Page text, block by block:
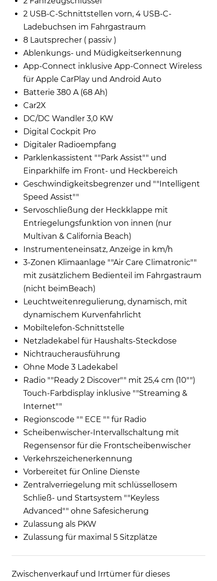
2 USB-C-Schnittstellen vorn, 4 USB-C-
Ladebuchsen im Fahrgastraum
8 Lautsprecher ( passiv )
Ablenkungs- und Müdigkeitserkennung
App-Connect inklusive App-Connect Wireless
für Apple CarPlay und Android Auto
Batterie 380 A (68 Ah)
Car2X
DC/DC Wandler 3,0 KW
Digital Cockpit Pro
Digitaler Radioempfang
Parklenkassistent ""Park Assist"" und
Einparkhilfe im Front- und Heckbereich
Geschwindigkeitsbegrenzer und ""Intelligent
Speed Assist""
Servoschließung der Heckklappe mit
Entriegelungsfunktion von innen (nur
Multivan & California Beach)
Instrumenteneinsatz, Anzeige in km/h
3-Zonen Klimaanlage ""Air Care Climatronic""
mit zusätzlichem Bedienteil im Fahrgastraum
(nicht beimBeach)
Leuchtweitenregulierung, dynamisch, mit
dynamischem Kurvenfahrlicht
Mobiltelefon-Schnittstelle
Netzladekabel für Haushalts-Steckdose
Nichtraucherausführung
Ohne Mode 3 Ladekabel
Radio ""Ready 2 Discover"" mit 25,4 cm (10"")
Touch-Farbdisplay inklusive ""Streaming &
Internet""
Regionscode "" ECE "" für Radio
Scheibenwischer-Intervallschaltung mit
Regensensor für die Frontscheibenwischer
Verkehrszeichenerkennung
Vorbereitet für Online Dienste
Zentralverriegelung mit schlüssellosem
Schließ- und Startsystem ""Keyless
Advanced"" ohne Safesicherung
Zulassung als PKW
Zulassung für maximal 5 Sitzplätze
Zwischenverkauf und Irrtümer für dieses